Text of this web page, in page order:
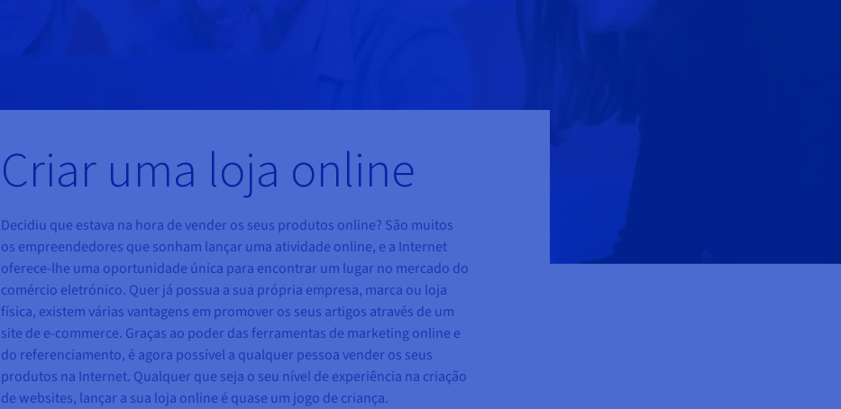
Criar uma loja online
Decidiu que estava na hora de vender os seus produtos online? São muitos
os empreendedores que sonham lançar uma atividade online, e a Internet
oferece-lhe uma oportunidade única para encontrar um lugar no mercado do
comércio eletrónico. Quer já possua a sua própria empresa, marca ou loja
física, existem várias vantagens em promover os seus artigos através de um
site de e-commerce. Graças ao poder das ferramentas de marketing online e
do referenciamento, é agora possível a qualquer pessoa vender os seus
produtos na Internet. Qualquer que seja o seu nível de experiência na criação
de websites, lançar a sua loja online é quase um jogo de criança.